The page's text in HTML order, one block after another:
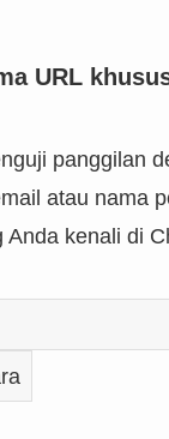
URL
panggilan
atau nama
Anda kenali di